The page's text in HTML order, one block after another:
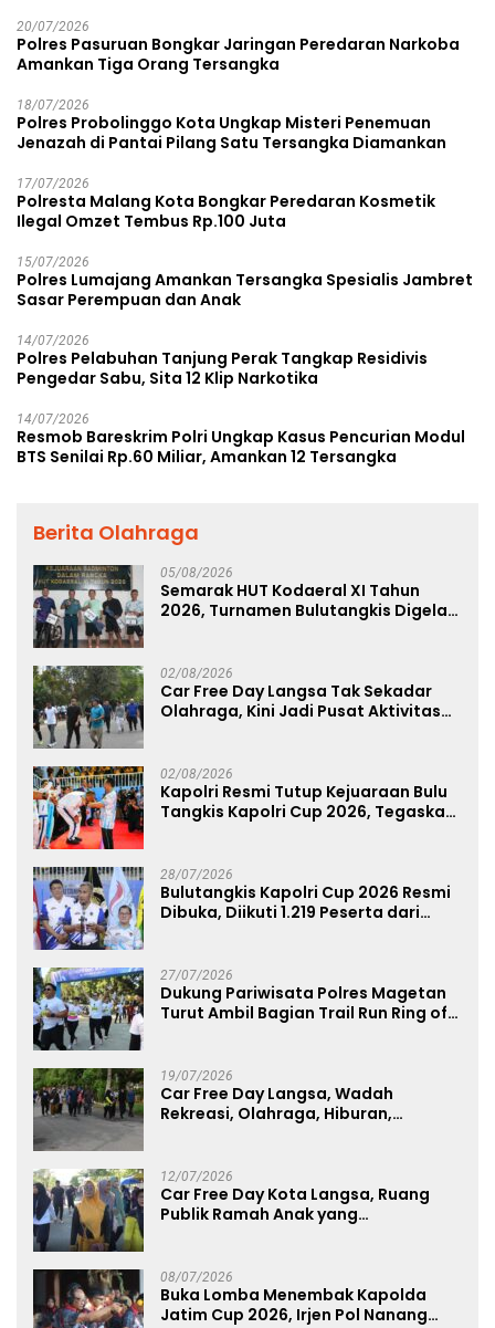
20/07/2026
Polres Pasuruan Bongkar Jaringan Peredaran Narkoba
Amankan Tiga Orang Tersangka
18/07/2026
Polres Probolinggo Kota Ungkap Misteri Penemuan
Jenazah di Pantai Pilang Satu Tersangka Diamankan
17/07/2026
Polresta Malang Kota Bongkar Peredaran Kosmetik
Ilegal Omzet Tembus Rp.100 Juta
15/07/2026
Polres Lumajang Amankan Tersangka Spesialis Jambret
Sasar Perempuan dan Anak
14/07/2026
Polres Pelabuhan Tanjung Perak Tangkap Residivis
Pengedar Sabu, Sita 12 Klip Narkotika
14/07/2026
Resmob Bareskrim Polri Ungkap Kasus Pencurian Modul
BTS Senilai Rp.60 Miliar, Amankan 12 Tersangka
Berita Olahraga
05/08/2026
Semarak HUT Kodaeral XI Tahun
2026, Turnamen Bulutangkis Digelar
02/08/2026
Car Free Day Langsa Tak Sekadar
Olahraga, Kini Jadi Pusat Aktivitas
02/08/2026
Kapolri Resmi Tutup Kejuaraan Bulu
Tangkis Kapolri Cup 2026, Tegaskan
28/07/2026
Bulutangkis Kapolri Cup 2026 Resmi
Dibuka, Diikuti 1.219 Peserta dari
27/07/2026
Dukung Pariwisata Polres Magetan
Turut Ambil Bagian Trail Run Ring of
19/07/2026
Car Free Day Langsa, Wadah
Rekreasi, Olahraga, Hiburan,
12/07/2026
Car Free Day Kota Langsa, Ruang
Publik Ramah Anak yang
08/07/2026
Buka Lomba Menembak Kapolda
Jatim Cup 2026, Irjen Pol Nanang